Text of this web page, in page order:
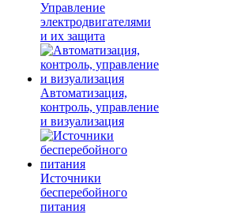
Управление
электродвигателями
и их защита
Автоматизация,
контроль, управление
и визуализация
Источники
бесперебойного
питания